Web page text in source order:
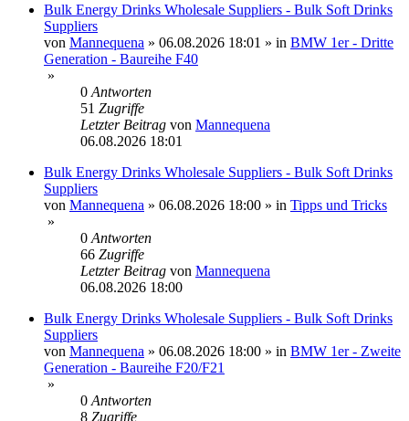
Bulk Energy Drinks Wholesale Suppliers - Bulk Soft Drinks
Suppliers
von Mannequena » 06.08.2026 18:01 » in BMW 1er - Dritte
Generation - Baureihe F40
»
0 Antworten
51 Zugriffe
Letzter Beitrag von Mannequena
06.08.2026 18:01
Bulk Energy Drinks Wholesale Suppliers - Bulk Soft Drinks
Suppliers
von Mannequena » 06.08.2026 18:00 » in Tipps und Tricks
»
0 Antworten
66 Zugriffe
Letzter Beitrag von Mannequena
06.08.2026 18:00
Bulk Energy Drinks Wholesale Suppliers - Bulk Soft Drinks
Suppliers
von Mannequena » 06.08.2026 18:00 » in BMW 1er - Zweite
Generation - Baureihe F20/F21
»
0 Antworten
8 Zugriffe